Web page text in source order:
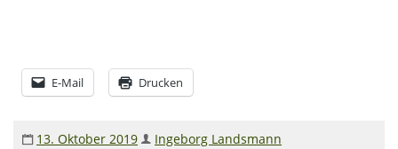
Termine
E-Mail Drucken
13. Oktober 2019 Ingeborg Landsmann